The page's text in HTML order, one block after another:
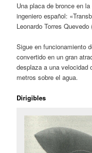
Una placa de bronce en
ingeniero español:
Leonardo Torres Quevedo
Sigue en funcionamiento
convertido en un gran
desplaza a una
metros sobre el agua.
Dirigibles